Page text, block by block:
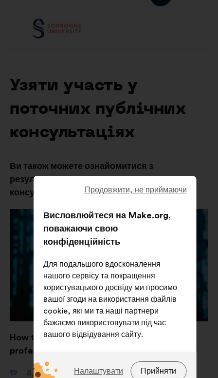
Узяти участь у
поточних публічних
консультаціях
Ви також можете ознайомитися з
результатами попередніх публічних
консультацій
How to strengthen women’s role in IT
professions such as cybersecurity?
8,741 учасник
Продовжити, не приймаючи
Висловлюйтеся на Make.org,
поважаючи свою
конфіденційність
Для подальшого вдосконалення
нашого сервісу та покращення
користувацького досвіду ми просимо
вашої згоди на використання файлів
cookie, які ми та наші партнери
бажаємо використовувати під час
вашого відвідування сайту.
Які саме файли cookie?
Прийняти
Налаштувати